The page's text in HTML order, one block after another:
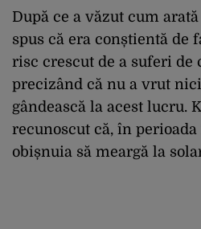
După ce a văzut cum
spus că era conștientă de
risc crescut de a suferi de
precizând că nu a vrut
gândească la acest lucru.
recunoscut că, în
obișnuia să meargă la